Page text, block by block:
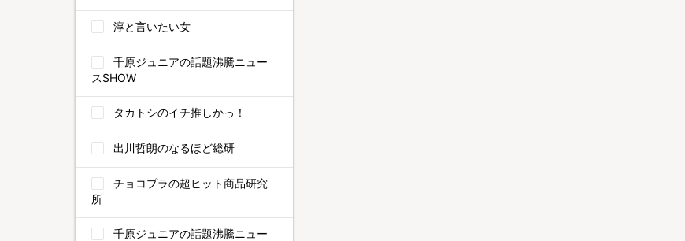
淳と言いたい女
千原ジュニアの話題沸騰ニュー
スSHOW
タカトシのイチ推しかっ！
出川哲朗のなるほど総研
チョコプラの超ヒット商品研究
所
千原ジュニアの話題沸騰ニュー